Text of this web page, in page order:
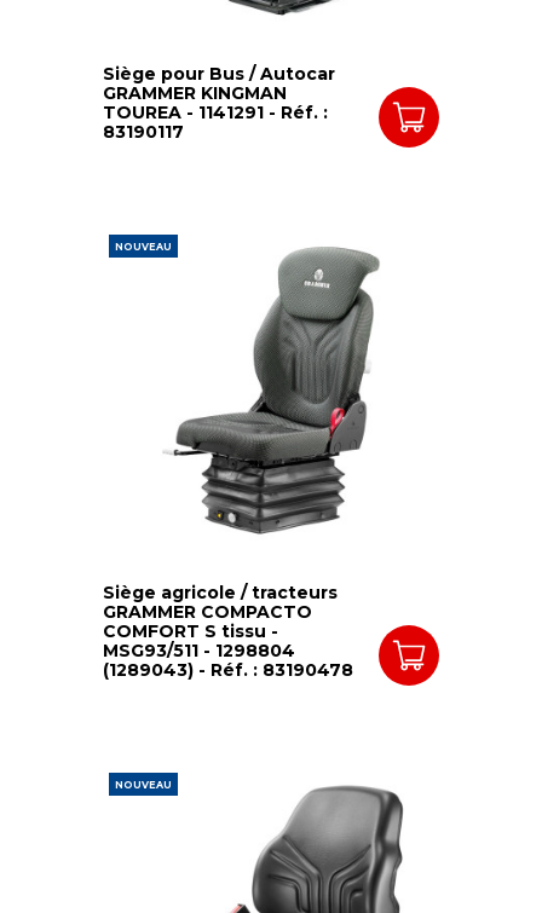
Siège pour Bus / Autocar
GRAMMER KINGMAN
TOUREA - 1141291 - Réf. :
83190117
NOUVEAU
Siège agricole / tracteurs
GRAMMER COMPACTO
COMFORT S tissu -
MSG93/511 - 1298804
(1289043) - Réf. : 83190478
NOUVEAU